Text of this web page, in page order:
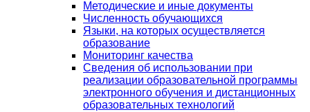
Методические и иные документы
Численность обучающихся
Языки, на которых осуществляется
образование
Мониторинг качества
Сведения об использовании при
реализации образовательной программы
электронного обучения и дистанционных
образовательных технологий